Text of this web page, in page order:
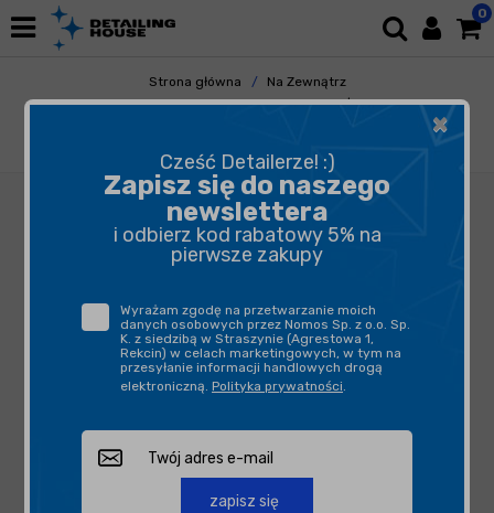
0
Strona główna
Na Zewnątrz
Przygotowanie Lakieru
Politury | Glaze
×
Cześć Detailerze! :)
Zapisz się do naszego
newslettera
i odbierz kod rabatowy 5% na
pierwsze zakupy
Wyrażam zgodę na przetwarzanie moich
danych osobowych przez Nomos Sp. z o.o. Sp.
K. z siedzibą w Straszynie (Agrestowa 1,
Rekcin) w celach marketingowych, w tym na
przesyłanie informacji handlowych drogą
elektroniczną. Polityka prywatności.
zapisz się